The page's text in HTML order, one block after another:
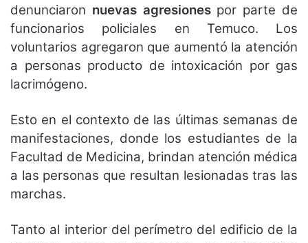
denunciaron nuevas agresionespor parte de
funcionarios policiales en Temuco. Los
voluntarios agregaron que aumentó la atención
a personas producto de intoxicación por gas
lacrimógeno.
Esto en el contexto de las últimas semanas de
manifestaciones, donde los estudiantes de la
Facultad de Medicina, brindan atención médica
a las personas que resultan lesionadas tras las
marchas.
Tanto al interior del perímetro del edificio de la